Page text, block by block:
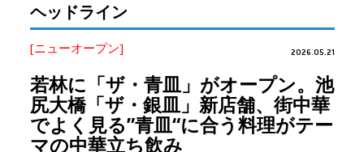
ヘッドライン
[ニューオープン] 2026.05.21
若林に「ザ・青皿」がオープン。池
尻大橋「ザ・銀皿」新店舗、街中華
でよく見る”青皿“に合う料理がテー
マの中華立ち飲み